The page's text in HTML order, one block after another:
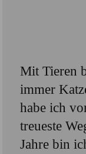
Mit Tieren
immer
habe ich
treueste
Jahre bin